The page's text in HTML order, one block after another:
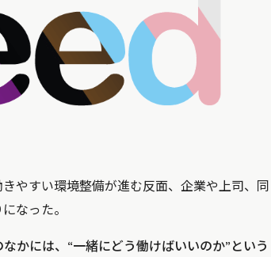
やすい環境整備が進む反面、企業や上司、同
なった。
かには、“一緒にどう働けばいいのか”という